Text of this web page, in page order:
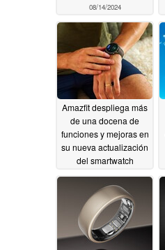
08/14/2024
Amazfit despliega más
de una docena de
funciones y mejoras en
su nueva actualización
del smartwatch
06/25/2024